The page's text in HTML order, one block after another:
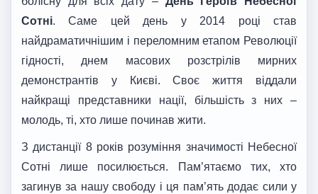
Сотні. Саме цей день у 2014 році став
найдраматичнішим і переломним етапом Революції
гідності, днем масових розстрілів мирних
демонстрантів у Києві. Своє життя віддали
найкращі представники нації, більшість з них –
молодь, ті, хто лише починав жити.
З дистанції 8 років розуміння значимості Небесної
Сотні лише посилюється. Пам’ятаємо тих, хто
загинув за нашу свободу і ця пам’ять додає сили у